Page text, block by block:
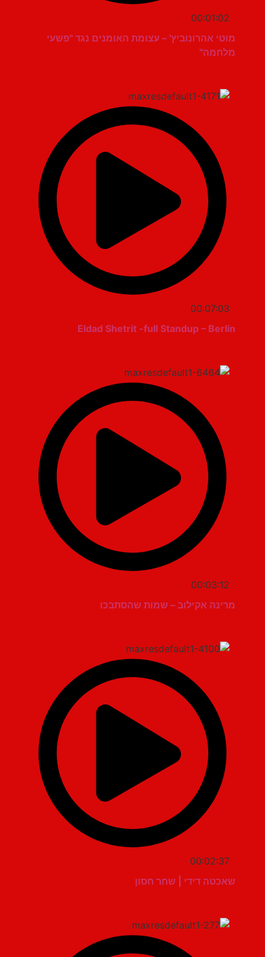
00:01:02
מוטי אהרונוביץ' – עצומת האומנים נגד "פשעי
מלחמה"
00:07:03
Eldad Shetrit -full Standup – Berlin
00:03:12
מרינה אקילוב – שמות שהסתבכו
00:02:37
שאכטה דידי | שחר חסון